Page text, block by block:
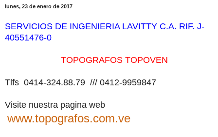
lunes, 23 de enero de 2017
SERVICIOS DE INGENIERIA LAVITTY C.A. RIF. J-
40551476-0
TOPOGRAFOS TOPOVEN
Tlfs 0414-324.88.79 /// 0412-9959847
Visite nuestra pagina web
www.topografos.com.ve